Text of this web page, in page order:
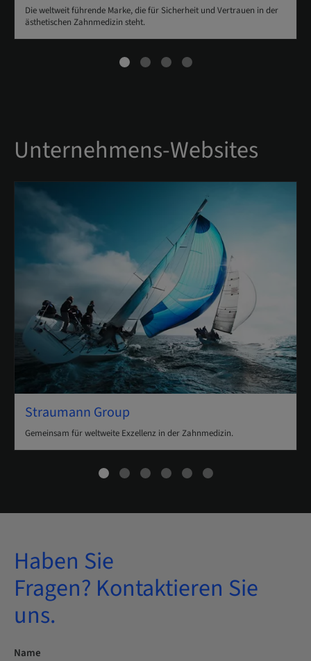
Die weltweit führende Marke, die für Sicherheit und Vertrauen in der
ästhetischen Zahnmedizin steht.
Unternehmens-Websites
Straumann Group
Gemeinsam für weltweite Exzellenz in der Zahnmedizin.
Haben Sie
Fragen? Kontaktieren Sie
uns.
Name